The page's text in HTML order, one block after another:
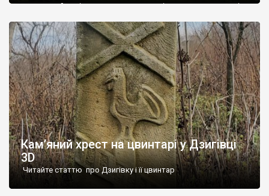
радянський період у ньому спочатку містилася школа, потім
століття тут розмістили туберкульозну лікарню. Коли із
палацу виїхала лікарня – ми точно не […]
Кам’яний хрест на цвинтарі у Дзигівці
3D
Читайте статтю про Дзигівку і її цвинтар